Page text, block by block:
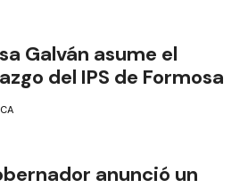
Galván asume el
del IPS de Formosa
anunció un